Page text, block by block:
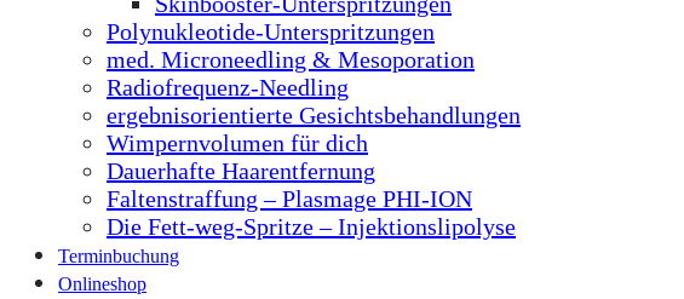
Polynukleotide-Unterspritzungen
med. Microneedling & Mesoporation
Radiofrequenz-Needling
ergebnisorientierte Gesichtsbehandlungen
Wimpernvolumen für dich
Dauerhafte Haarentfernung
Faltenstraffung – Plasmage PHI-ION
Die Fett-weg-Spritze – Injektionslipolyse
Terminbuchung
Onlineshop